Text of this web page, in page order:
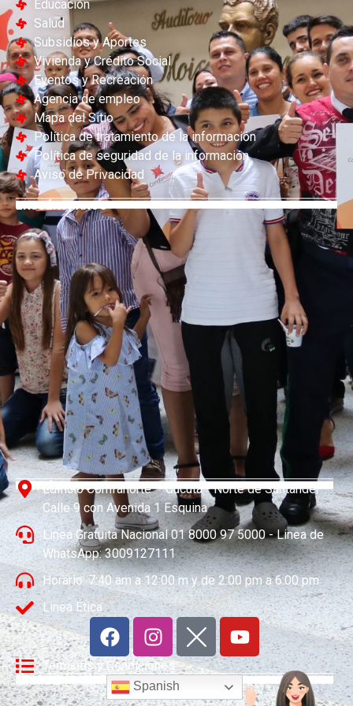
Educación
Salud
Subsidios y Aportes
Vivienda y Crédito Social
Eventos y Recreación
Agencia de empleo
Mapa del Sitio
Política de tratamiento de la información
Política de seguridad de la información
Aviso de Privacidad
ENCUÉNTRANOS
CONTÁCTENOS
Edificio Comfanorte – Cúcuta - Norte de Santander
Calle 9 con Avenida 1 Esquina
Linea Gratuita Nacional 01 8000 97 5000 - Linea de
WhatsApp: 3009127111
Horario: 7:40 am a 12:00 m y de 2:00 pm a 6:00 pm
Linea Ética
Términos y Condiciones
IDIOMAS Spanish